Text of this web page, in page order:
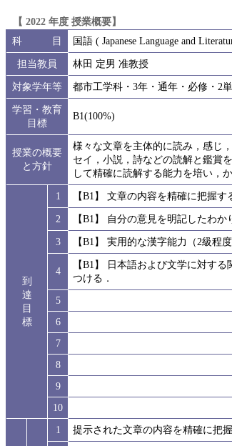
【 2022 年度 授業概要】
科 目
国語 ( Japanese Language and
担当教員
林田 定男 准教授
対象学年等
都市工学科・3年・通年・必修・2
学習・教育
目標
B1(100%)
授業の概要
と方針
様々な文章を主体的に読み，感じ
セイ，小説，詩などの読解と鑑賞
して精確に読解する能力を培い，
到
達
目
標
1
【B1】 文章の内容を精確に把握す
2
【B1】 自分の意見を明記したわ
3
【B1】 実用的な漢字能力（2級程
4
【B1】 日本語および文学に対す
つける．
5
6
7
8
9
10
1 提示された文章の内容を精確に把